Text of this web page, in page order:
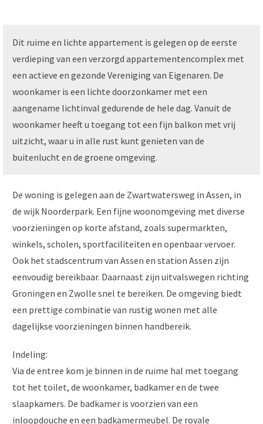
Dit ruime en lichte appartement is gelegen op de eerste
verdieping van een verzorgd appartementencomplex met
een actieve en gezonde Vereniging van Eigenaren. De
woonkamer is een lichte doorzonkamer met een
aangename lichtinval gedurende de hele dag. Vanuit de
woonkamer heeft u toegang tot een fijn balkon met vrij
uitzicht, waar u in alle rust kunt genieten van de
buitenlucht en de groene omgeving.
De woning is gelegen aan de Zwartwatersweg in Assen, in
de wijk Noorderpark. Een fijne woonomgeving met diverse
voorzieningen op korte afstand, zoals supermarkten,
winkels, scholen, sportfaciliteiten en openbaar vervoer.
Ook het stadscentrum van Assen en station Assen zijn
eenvoudig bereikbaar. Daarnaast zijn uitvalswegen richting
Groningen en Zwolle snel te bereiken. De omgeving biedt
een prettige combinatie van rustig wonen met alle
dagelijkse voorzieningen binnen handbereik.
Indeling:
Via de entree kom je binnen in de ruime hal met toegang
tot het toilet, de woonkamer, badkamer en de twee
slaapkamers. De badkamer is voorzien van een
inloopdouche en een badkamermeubel. De royale